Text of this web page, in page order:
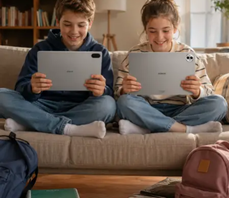
Sigortacılığı sezonluk indirim odaklı yapıdan
uzaklaştırmak gerektiğini ifade edenÖlken,sözlerine
şöyle devam etti: “Toplam maliyetleri düşüren,
verimliliği artıran ve müşterilerimize daha erişilebilir
çözümler sunan bir sektör yapısına ihtiyacımız var. Bu
yüzden sektör olarak fabrika ayarlarımıza dönmeliyiz.
Bizim fabrika ayarlarımız; müşteriyi anlamakla başlar,
riski doğru değerlendirmekle, acenteyi güçlendirmekle
ve sürdürülebilir fiyatlama disipliniyle şekillenir. AXA
Türkiye olarak Empati Güvencesi yaklaşımımızı önleyici
sigortacılık anlayışıyla birleştiriyor, Adaptif Sigortacılık
2030 vizyonumuzla geleceğe hazırlanıyoruz. Çünkü
gelecekte değer yaratacak olan, yalnızca gerçekleşen
kayıpları karşılayan değil; hayatı koruyan, riskleri
öngören ve dayanıklılığı artıran sigortacılık modelidir.”